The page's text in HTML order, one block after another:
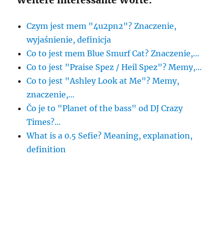
Czym jest mem "4u2pn2"? Znaczenie,
wyjaśnienie, definicja
Co to jest mem Blue Smurf Cat? Znaczenie,…
Co to jest "Praise Spez / Heil Spez"? Memy,…
Co to jest "Ashley Look at Me"? Memy,
znaczenie,…
Čo je to "Planet of the bass" od DJ Crazy
Times?…
What is a 0.5 Sefie? Meaning, explanation,
definition